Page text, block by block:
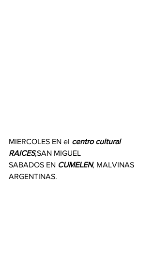
MIERCOLES EN el centro cultural
RAICES,SAN MIGUEL
SABADOS EN CUMELEN, MALVINAS
ARGENTINAS.